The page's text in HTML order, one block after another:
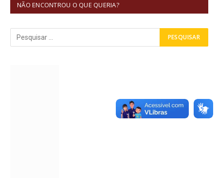
NÃO ENCONTROU O QUE QUERIA?